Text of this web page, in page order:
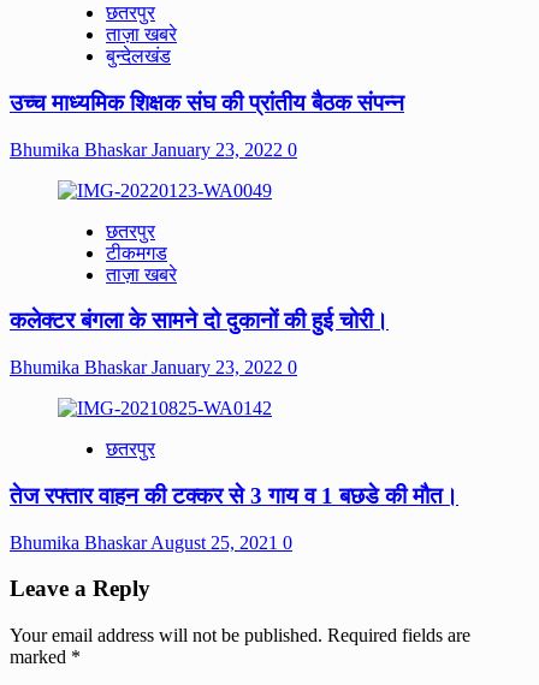
छतरपुर
ताज़ा खबरे
बुन्देलखंड
उच्च माध्यमिक शिक्षक संघ की प्रांतीय बैठक संपन्न
Bhumika BhaskarJanuary 23, 2022 0
छतरपुर
टीकमगड
ताज़ा खबरे
कलेक्टर बंगला के सामने दो दुकानों की हुई चोरी।
Bhumika BhaskarJanuary 23, 2022 0
छतरपुर
तेज रफ्तार वाहन की टक्कर से 3 गाय व 1 बछडे की मौत।
Bhumika BhaskarAugust 25, 2021 0
Leave a Reply
Your email address will not be published. Required fields are
marked *